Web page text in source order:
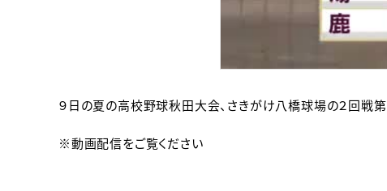
９日の夏の高校野球秋田大会、さきがけ八橋球場の２回戦第
※動画配信をご覧ください